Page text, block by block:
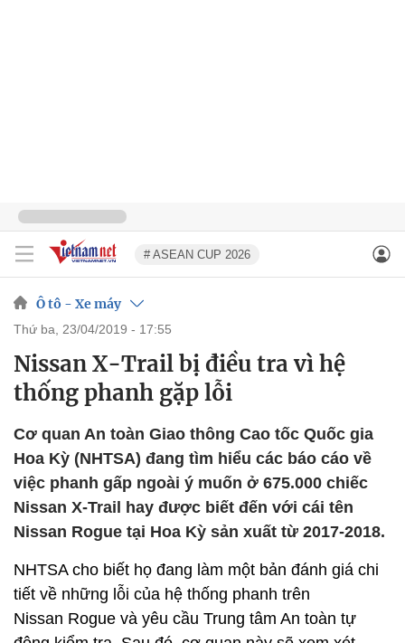
# ASEAN CUP 2026
Ô tô - Xe máy
thứ ba, 23/04/2019 - 17:55
Nissan X-Trail bị điều tra vì hệ
thống phanh gặp lỗi
Cơ quan An toàn Giao thông Cao tốc Quốc gia
Hoa Kỳ (NHTSA) đang tìm hiểu các báo cáo về
việc phanh gấp ngoài ý muốn ở 675.000 chiếc
Nissan X-Trail hay được biết đến với cái tên
Nissan Rogue tại Hoa Kỳ sản xuất từ 2017-2018.
NHTSA cho biết họ đang làm một bản đánh giá chi
tiết về những lỗi của hệ thống phanh trên
Nissan Rogue và yêu cầu Trung tâm An toàn tự